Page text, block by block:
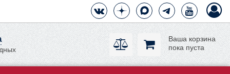
Ваша корзина
пока пуста